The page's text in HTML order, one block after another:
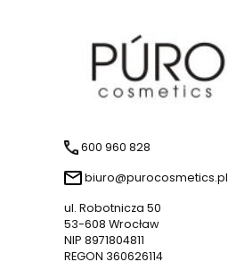
600 960 828
biuro@purocosmetics.pl
ul. Robotnicza 50
53-608 Wrocław
NIP 8971804811
REGON 360626114